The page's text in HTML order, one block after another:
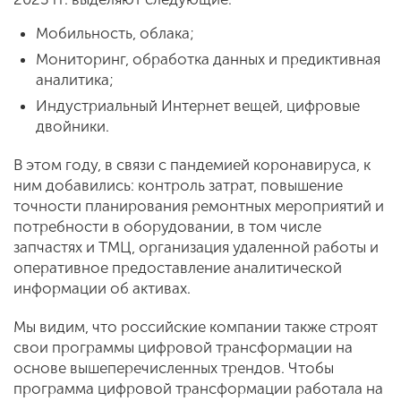
Мобильность, облака;
Мониторинг, обработка данных и предиктивная
аналитика;
Индустриальный Интернет вещей, цифровые
двойники.
В этом году, в связи с пандемией коронавируса, к
ним добавились: контроль затрат, повышение
точности планирования ремонтных мероприятий и
потребности в оборудовании, в том числе
запчастях и ТМЦ, организация удаленной работы и
оперативное предоставление аналитической
информации об активах.
Мы видим, что российские компании также строят
свои программы цифровой трансформации на
основе вышеперечисленных трендов. Чтобы
программа цифровой трансформации работала на